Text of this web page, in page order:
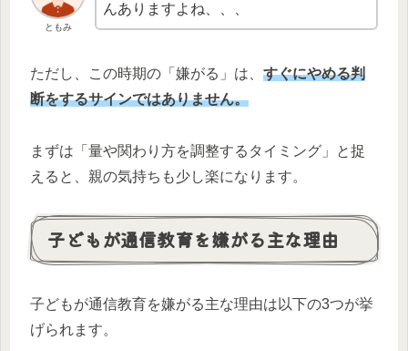
ともみ
んありますよね、、、
ただし、この時期の「嫌がる」は、 すぐにやめる判
断をするサインではありません。
まずは「量や関わり方を調整するタイミング」と捉
えると、親の気持ちも少し楽になります。
子どもが通信教育を嫌がる主な理由
子どもが通信教育を嫌がる主な理由は以下の3つが挙
げられます。